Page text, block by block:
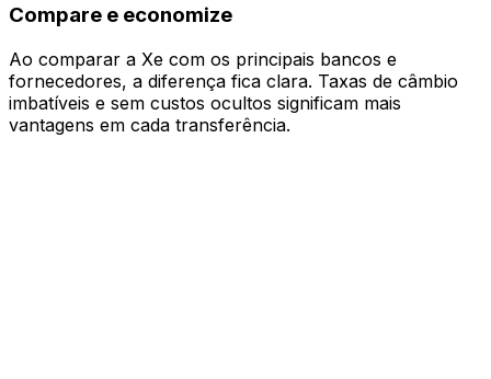
Compare e economize
Ao comparar a Xe com os principais bancos e
fornecedores, a diferença fica clara. Taxas de câmbio
imbatíveis e sem custos ocultos significam mais
vantagens em cada transferência.